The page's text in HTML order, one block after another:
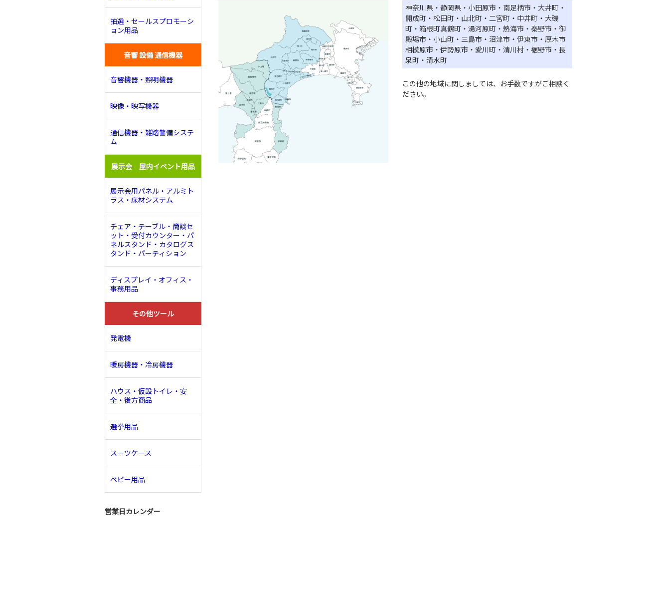
神奈川県・静岡県・小田原市・南足柄市・大井町・
開成町・松田町・山北町・二宮町・中井町・大磯
町・箱根町真鶴町・湯河原町・熱海市・秦野市・御
殿場市・小山町・三島市・沼津市・伊東市・厚木市
相模原市・伊勢原市・愛川町・清川村・裾野市・長
泉町・清水町
この他の地域に関しましては、お手数ですがご相談く
ださい。
抽選・セールスプロモーシ
ョン用品
音響 設備 通信機器
音響機器・照明機器
映像・映写機器
通信機器・雑踏警備システ
ム
展示会 屋内イベント用品
展示会用パネル・アルミト
ラス・床材システム
チェア・テーブル・商談セ
ット・受付カウンター・パ
ネルスタンド・カタログス
タンド・パーティション
ディスプレイ・オフィス・
事務用品
その他ツール
発電機
暖房機器・冷房機器
ハウス・仮設トイレ・安
全・後方商品
選挙用品
スーツケース
ベビー用品
営業日カレンダー